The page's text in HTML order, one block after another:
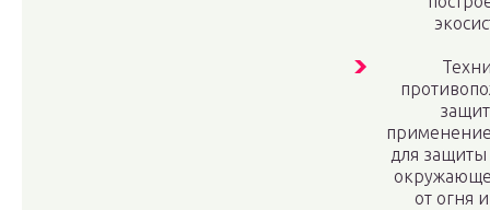
для
от огня